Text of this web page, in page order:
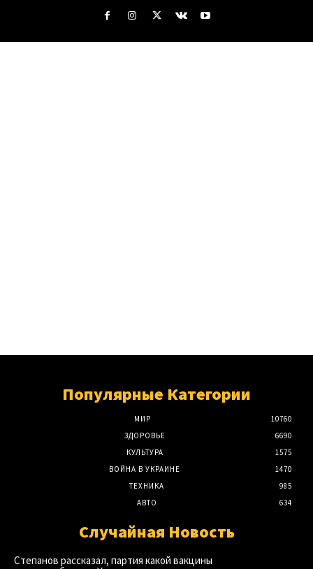
Популярные Категории
МИР
10760
ЗДОРОВЬЕ
6690
КУЛЬТУРА
1575
ВОЙНА В УКРАИНЕ
1470
ТЕХНИКА
985
АВТО
634
Случайная Новость
Степанов рассказал, партия какой вакцины